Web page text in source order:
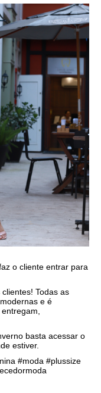
o cliente entrar para
Todas as
e é
basta acessar o
estiver.
#moda #plussize